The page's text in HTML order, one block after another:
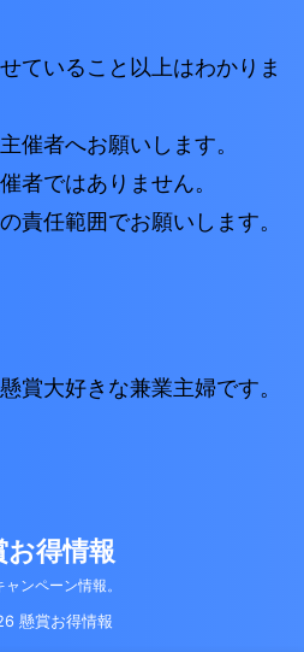
ていること以上はわかりま
催者へお願いします。
者ではありません。
責任範囲でお願いします。
賞大好きな兼業主婦です。
お得情報
ンペーン情報。
懸賞お得情報